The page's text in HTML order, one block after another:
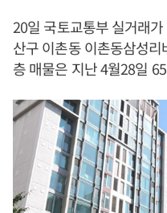
20일 국토교통부 실거래
산구 이촌동 이촌동삼성
층 매물은 지난 4월28일